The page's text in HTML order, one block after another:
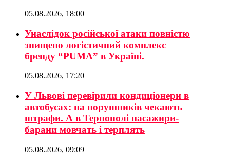
05.08.2026, 18:00
Унаслідок російської атаки повністю
знищено логістичний комплекс
бренду “PUMA” в Україні.
05.08.2026, 17:20
У Львові перевірили кондиціонери в
автобусах: на порушників чекають
штрафи. А в Тернополі пасажири-
барани мовчать і терплять
05.08.2026, 09:09